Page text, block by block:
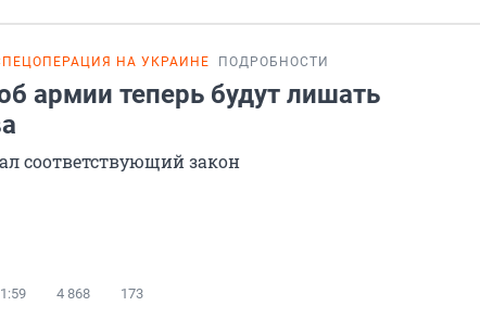
НА УКРАИНЕ ПОДРОБНОСТИ
армии теперь будут лишать
соответствующий закон
4 868 173